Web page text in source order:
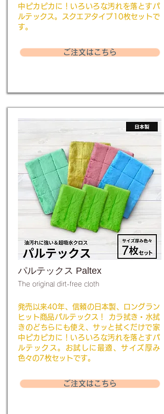
中ピカピカに！いろいろな汚れを落とすパ
ルテックス。スクエアタイプ10枚セットで
す。
ご注文はこちら
パルテックス Paltex
The original dirt-free cloth
発売以来40年、信頼の日本製、ロングラン
ヒット商品パルテックス！ カラ拭き・水拭
きのどちらにも使え、サッと拭くだけで家
中ピカピカに！いろいろな汚れを落とすパ
ルテックス。お試しに最適、サイズ厚み
色々の7枚セットです。
ご注文はこちら